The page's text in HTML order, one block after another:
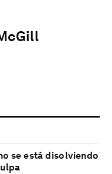
se está disolviendo